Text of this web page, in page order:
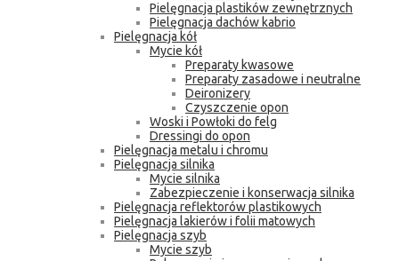
Pielęgnacja plastików zewnętrznych
Pielęgnacja dachów kabrio
Pielęgnacja kół
Mycie kół
Preparaty kwasowe
Preparaty zasadowe i neutralne
Deironizery
Czyszczenie opon
Woski i Powłoki do felg
Dressingi do opon
Pielęgnacja metalu i chromu
Pielęgnacja silnika
Mycie silnika
Zabezpieczenie i konserwacja silnika
Pielęgnacja reflektorów plastikowych
Pielęgnacja lakierów i folii matowych
Pielęgnacja szyb
Mycie szyb